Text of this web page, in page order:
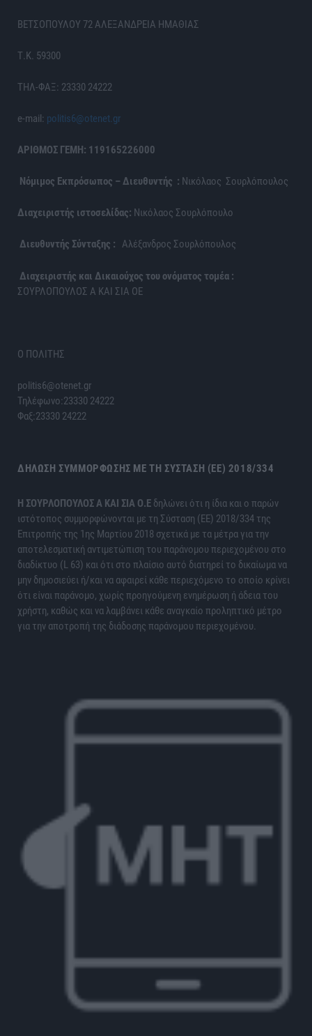
ΒΕΤΣΟΠΟΥΛΟΥ 72 ΑΛΕΞΑΝΔΡΕΙΑ ΗΜΑΘΙΑΣ
Τ.Κ. 59300
ΤΗΛ-ΦΑΞ: 23330 24222
e-mail: politis6@otenet.gr
ΑΡΙΘΜΟΣ ΓΕΜΗ: 119165226000
Νόμιμος Εκπρόσωπος – Διευθυντής : Νικόλαος Σουρλόπουλος
Διαχειριστής ιστοσελίδας: Νικόλαος Σουρλόπουλο
Διευθυντής Σύνταξης : Αλέξανδρος Σουρλόπουλος
Διαχειριστής και Δικαιούχος του ονόματος τομέα :
ΣΟΥΡΛΟΠΟΥΛΟΣ Α ΚΑΙ ΣΙΑ ΟΕ
Ο ΠΟΛΙΤΗΣ
politis6@otenet.gr
Τηλέφωνο:23330 24222
Φαξ:23330 24222
ΔΉΛΩΣΗ ΣΥΜΜΌΡΦΩΣΗΣ ΜΕ ΤΗ ΣΎΣΤΑΣΗ (ΕΕ) 2018/334
H ΣΟΥΡΛΟΠΟΥΛΟΣ Α ΚΑΙ ΣΙΑ Ο.Ε δηλώνει ότι η ίδια και ο παρών
ιστότοπος συμμορφώνονται με τη Σύσταση (ΕΕ) 2018/334 της
Επιτροπής της 1ης Μαρτίου 2018 σχετικά με τα μέτρα για την
αποτελεσματική αντιμετώπιση του παράνομου περιεχομένου στο
διαδίκτυο (L 63) και ότι στο πλαίσιο αυτό διατηρεί το δικαίωμα να
μην δημοσιεύει ή/και να αφαιρεί κάθε περιεχόμενο το οποίο κρίνει
ότι είναι παράνομο, χωρίς προηγούμενη ενημέρωση ή άδεια του
χρήστη, καθώς και να λαμβάνει κάθε αναγκαίο προληπτικό μέτρο
για την αποτροπή της διάδοσης παράνομου περιεχομένου.